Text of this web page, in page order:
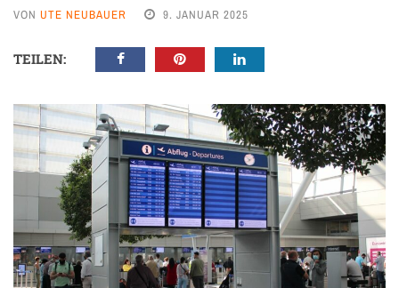
VON UTE NEUBAUER 9. JANUAR 2025
TEILEN: